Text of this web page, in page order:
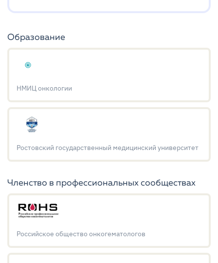
Образование
НМИЦ онкологии
Ростовский государственный медицинский университет
Членство в профессиональных сообществах
Российское общество онкогематологов